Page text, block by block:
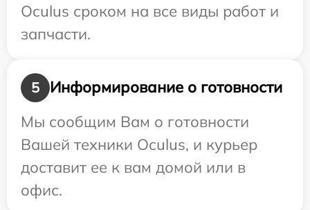
Oculus сроком на все виды работ и
запчасти.
5
Информирование о готовности
Мы сообщим Вам о готовности
Вашей техники Oculus, и курьер
доставит ее к вам домой или в
офис.